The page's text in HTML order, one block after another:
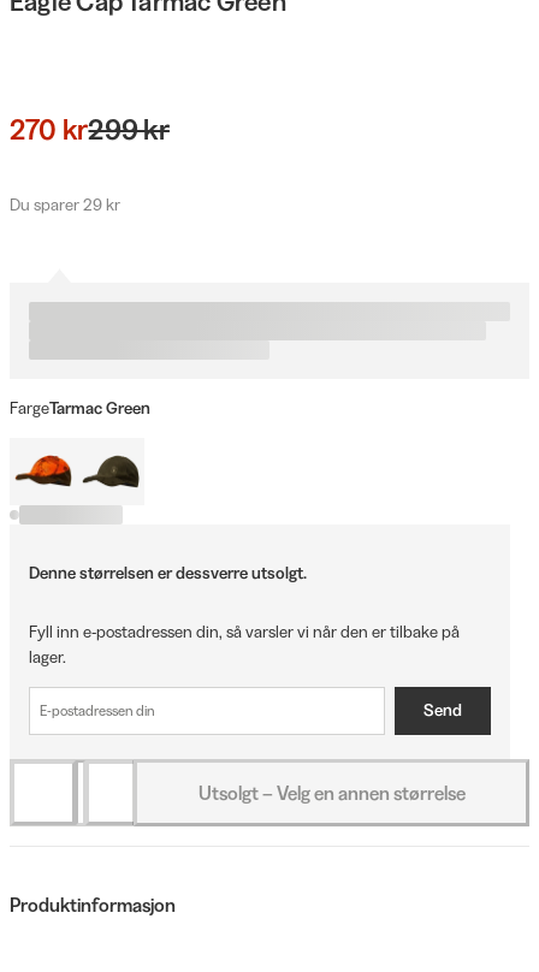
270 kr299 kr
Du sparer 29 kr
FargeTarmac Green
Denne størrelsen er dessverre utsolgt.
Fyll inn e-postadressen din, så varsler vi når den er tilbake på
lager.
Send
Utsolgt – Velg en annen størrelse
Produktinformasjon